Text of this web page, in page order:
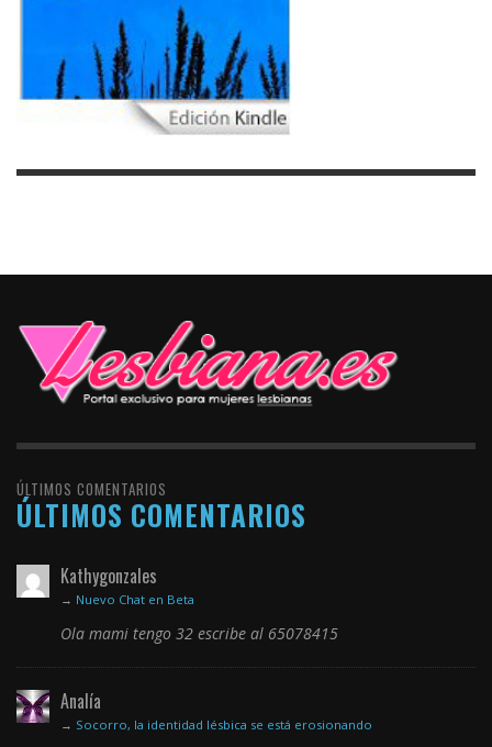
ÚLTIMOS COMENTARIOS
ÚLTIMOS COMENTARIOS
Kathygonzales
→ Nuevo Chat en Beta
Ola mami tengo 32 escribe al 65078415
Analía
→ Socorro, la identidad lésbica se está erosionando